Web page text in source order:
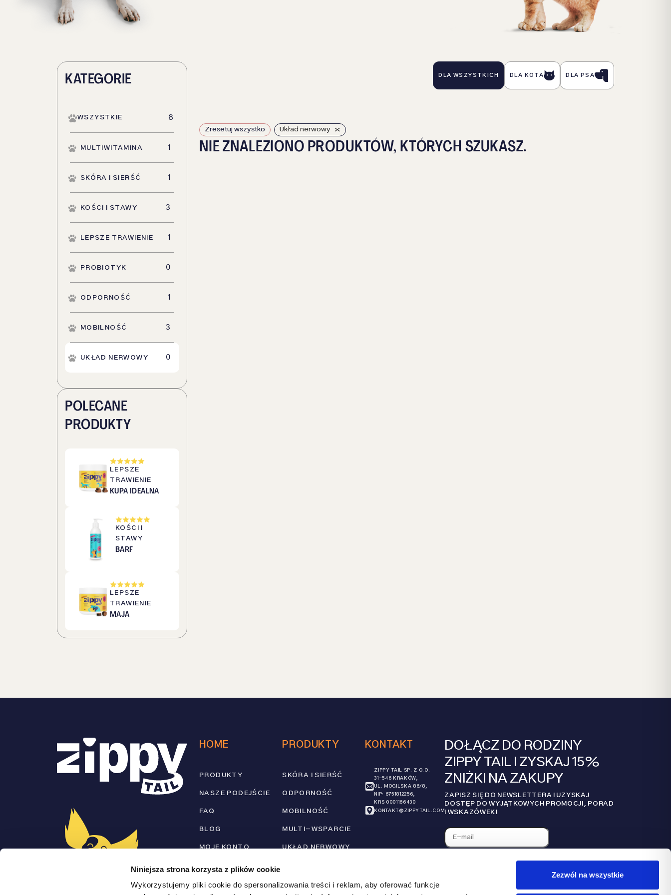
Niniejsza strona korzysta z plików cookie
Wykorzystujemy pliki cookie do spersonalizowania treści i reklam, aby oferować funkcje
Zezwól na wszystkie
KATEGORIE
WSZYSTKIE 8
MULTIWITAMINA 1
SKÓRA I SIERŚĆ 1
KOŚCI I STAWY 3
LEPSZE TRAWIENIE 1
PROBIOTYK 0
ODPORNOŚĆ 1
MOBILNOŚĆ 3
UKŁAD NERWOWY 0
POLECANE
PRODUKTY
LEPSZE
TRAWIENIE
KUPA IDEALNA
KOŚCI I
STAWY
BARF
LEPSZE
TRAWIENIE
MAJA
DLA WSZYSTKICH DLA KOTA DLA PSA
Zresetuj wszystko Układ nerwowy ×
NIE ZNALEZIONO PRODUKTÓW, KTÓRYCH SZUKASZ.
HOME
PRODUKTY
NASZE PODEJŚCIE
FAQ
BLOG
MOJE KONTO
NEWSLETTER
PRODUKTY
SKÓRA I SIERŚĆ
ODPORNOŚĆ
MOBILNOŚĆ
MULTI-WSPARCIE
UKŁAD NERWOWY
KONTAKT
ZIPPY TAIL SP. Z O.O.
31-546 KRAKÓW,
UL. MOGILSKA 86/8,
NIP: 6751812256,
KRS 0001166430
KONTAKT@ZIPPYTAIL.COM
DOŁĄCZ DO RODZINY
ZIPPY TAIL I ZYSKAJ 15%
ZNIŻKI NA ZAKUPY
ZAPISZ SIĘ DO NEWSLETTERA I UZYSKAJ
DOSTĘP DO WYJĄTKOWYCH PROMOCJI, PORAD
I WSKAZÓWEK!